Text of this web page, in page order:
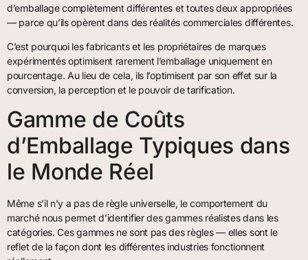
d’emballage complètement différentes et toutes deux appropriées
— parce qu’ils opèrent dans des réalités commerciales différentes.
C’est pourquoi les fabricants et les propriétaires de marques
expérimentés optimisent rarement l’emballage uniquement en
pourcentage. Au lieu de cela, ils l’optimisent par son effet sur la
conversion, la perception et le pouvoir de tarification.
Gamme de Coûts
d’Emballage Typiques dans
le Monde Réel
Même s’il n’y a pas de règle universelle, le comportement du
marché nous permet d’identifier des gammes réalistes dans les
catégories. Ces gammes ne sont pas des règles — elles sont le
reflet de la façon dont les différentes industries fonctionnent